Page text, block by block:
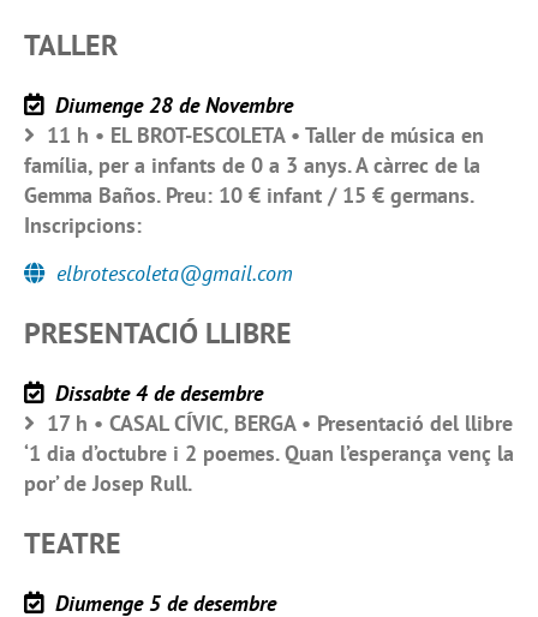
TALLER
Diumenge 28 de Novembre
11 h • EL BROT-ESCOLETA • Taller de música en
família, per a infants de 0 a 3 anys. A càrrec de la
Gemma Baños. Preu: 10 € infant / 15 € germans.
Inscripcions:
elbrotescoleta@gmail.com
PRESENTACIÓ LLIBRE
Dissabte 4 de desembre
17 h • CASAL CÍVIC, BERGA • Presentació del llibre
‘1 dia d’octubre i 2 poemes. Quan l’esperança venç la
por’ de Josep Rull.
TEATRE
Diumenge 5 de desembre